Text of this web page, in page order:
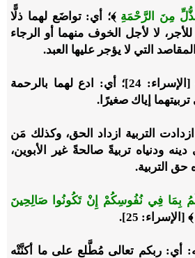
مِنَ الرَّحْمَةِ ﴾؛ أي: تواضَع لهما ذلًّا
لا لأجل الخوف منهما أو الرجاء
التي لا يؤجر عليها العبد.
﴾ [الإسراء: 24]؛ أي: ادع لهما بالرحمة
تربيتهما إياك صغيرًا.
التربية ازداد الحق، وكذلك مَن
ودنياه تربيةً صالحةً غير الأبوين،
التربية.
بِمَا فِي نُفُوسِكُمْ إِنْ تَكُونُوا صَالِحِينَ
﴾ [الإسراء: 25].
أي: ربكم تعالى مُطَّلع على ما أكنَّتْه